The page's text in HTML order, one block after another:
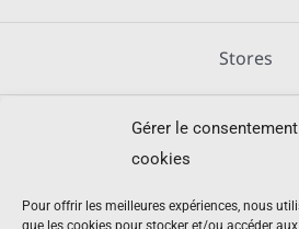
Gérer le
cookies
Pour offrir les meilleures expériences, nous
que les cookies pour stocker et/ou accéder
Stores
Métallerie
Équipements